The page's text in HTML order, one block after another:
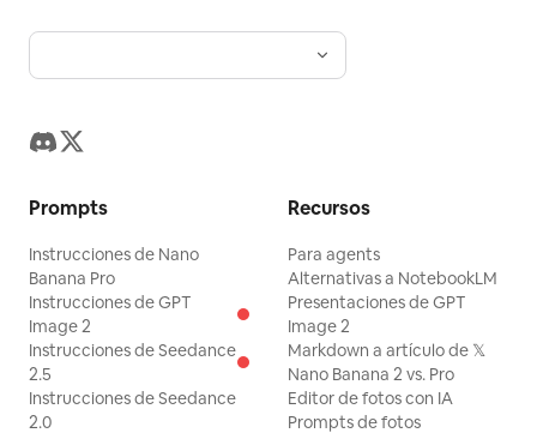
Prompts
Instrucciones de Nano
Banana Pro
Instrucciones de GPT
Image 2
Instrucciones de Seedance
2.5
Instrucciones de Seedance
2.0
Recursos
Para agents
Alternativas a NotebookLM
Presentaciones de GPT
Image 2
Markdown a artículo de 𝕏
Nano Banana 2 vs. Pro
Editor de fotos con IA
Prompts de fotos